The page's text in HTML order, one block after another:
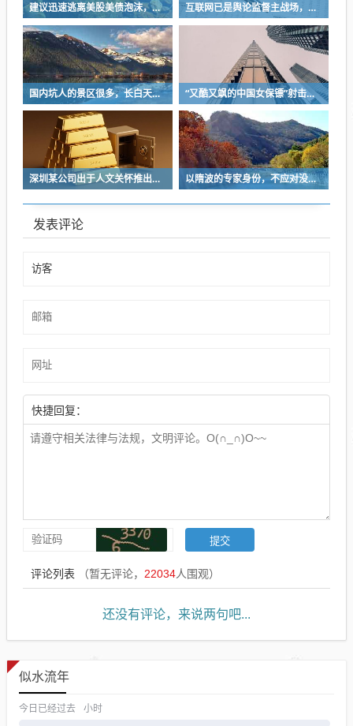
建议迅速逃离美股美债泡沫，AI正加速而非延缓其泡沫破裂 互联网已是舆论监督主战场，让我们用这五点珍惜它
国内坑人的景区很多，长白天池只是其中被坑印象最深的那一个 “又酷又飒的中国女保镖”射击夺冠
深圳某公司出于人文关怀推出内部托管，结果无孩单身员工举报了，核心理由有两个 以隋波的专家身份，不应对没统一标准的口味指手画脚，依仗专家身份欺负一线厨师
发表评论
快捷回复：
评论列表 （暂无评论， 22034人围观）
还没有评论，来说两句吧...
似水流年
今日已经过去 小时